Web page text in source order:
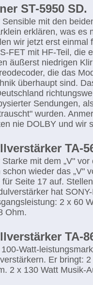
ST-5950 SD.
Sensible mit den
erklären, was es
wir jetzt erst einmal
FET mit HF-Teil, die
äußerst niedrigen
die das
überhaupt sind.
Sendungen,
wurden.
nie DOLBY und wir
TA-
Starke mit dem „V"
schon wieder das „V"
für Seite 17 auf.
hat
2 x 60
Ohm.
TA-
100-Watt-
Er bringt:
2 x 130 Watt Musik-